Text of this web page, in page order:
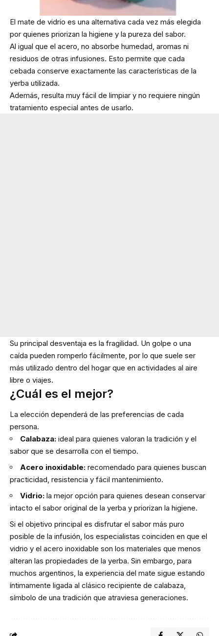
El mate de vidrio es una alternativa cada vez más elegida
por quienes priorizan la higiene y la pureza del sabor.
Al igual que el acero, no absorbe humedad, aromas ni
residuos de otras infusiones. Esto permite que cada
cebada conserve exactamente las características de la
yerba utilizada.
Además, resulta muy fácil de limpiar y no requiere ningún
tratamiento especial antes de usarlo.
Su principal desventaja es la fragilidad. Un golpe o una
caída pueden romperlo fácilmente, por lo que suele ser
más utilizado dentro del hogar que en actividades al aire
libre o viajes.
¿Cuál es el mejor?
La elección dependerá de las preferencias de cada
persona.
Calabaza: ideal para quienes valoran la tradición y el
sabor que se desarrolla con el tiempo.
Acero inoxidable: recomendado para quienes buscan
practicidad, resistencia y fácil mantenimiento.
Vidrio: la mejor opción para quienes desean conservar
intacto el sabor original de la yerba y priorizan la higiene.
Si el objetivo principal es disfrutar el sabor más puro
posible de la infusión, los especialistas coinciden en que el
vidrio y el acero inoxidable son los materiales que menos
alteran las propiedades de la yerba. Sin embargo, para
muchos argentinos, la experiencia del mate sigue estando
íntimamente ligada al clásico recipiente de calabaza,
símbolo de una tradición que atraviesa generaciones.